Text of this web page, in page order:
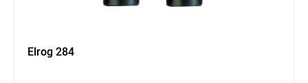
Elrog 284